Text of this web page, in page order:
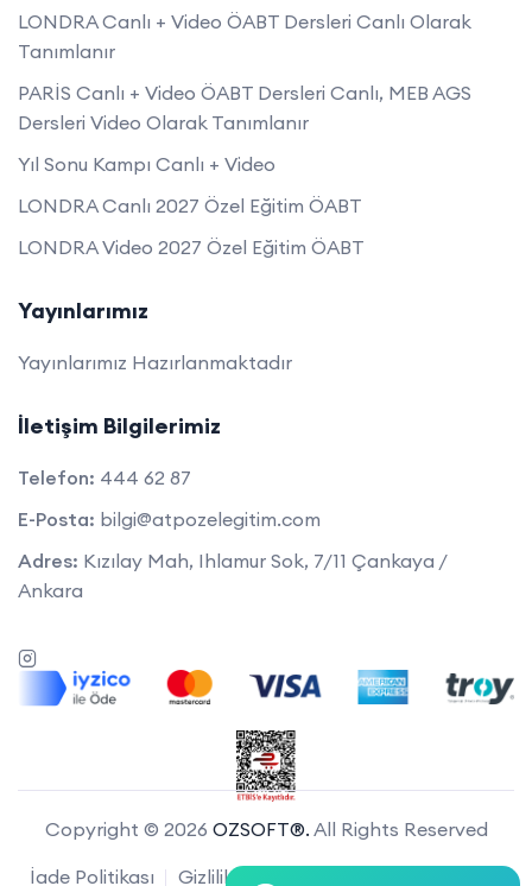
LONDRA Canlı + Video ÖABT Dersleri Canlı Olarak
Tanımlanır
PARİS Canlı + Video ÖABT Dersleri Canlı, MEB AGS
Dersleri Video Olarak Tanımlanır
Yıl Sonu Kampı Canlı + Video
LONDRA Canlı 2027 Özel Eğitim ÖABT
LONDRA Video 2027 Özel Eğitim ÖABT
Yayınlarımız
Yayınlarımız Hazırlanmaktadır
İletişim Bilgilerimiz
Telefon: 444 62 87
E-Posta: bilgi@atpozelegitim.com
Adres: Kızılay Mah, Ihlamur Sok, 7/11 Çankaya /
Ankara
Copyright © 2026 OZSOFT®. All Rights Reserved
İade Politikası
Gizlilik Politikası